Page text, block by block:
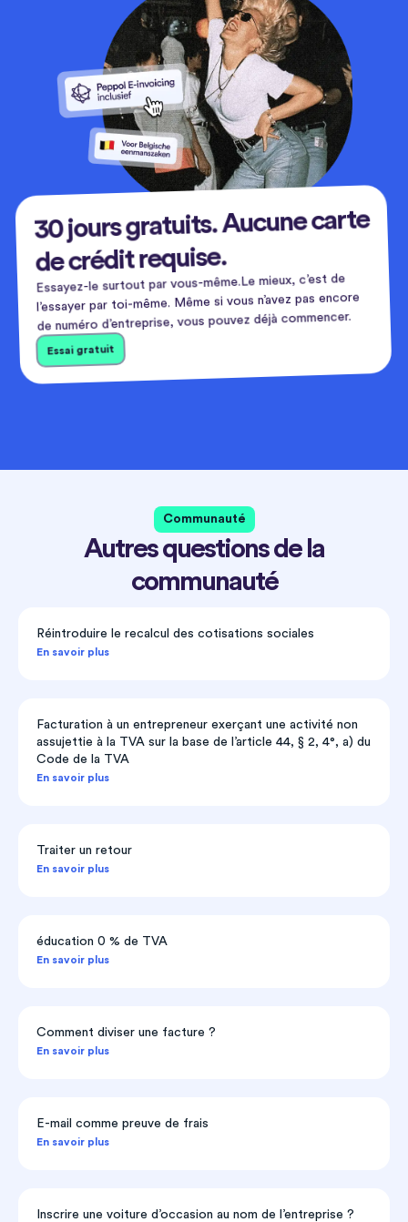
30 jours gratuits. Aucune carte
de crédit requise.
Essayez-le surtout par vous-même.Le mieux, c’est de
l’essayer par toi-même. Même si vous n’avez pas encore
de numéro d’entreprise, vous pouvez déjà commencer.
Essai gratuit
Communauté
Autres questions de la
communauté
Réintroduire le recalcul des cotisations sociales
En savoir plus
Facturation à un entrepreneur exerçant une activité non
assujettie à la TVA sur la base de l’article 44, § 2, 4°, a) du
Code de la TVA
En savoir plus
Traiter un retour
En savoir plus
éducation 0 % de TVA
En savoir plus
Comment diviser une facture ?
En savoir plus
E-mail comme preuve de frais
En savoir plus
Inscrire une voiture d’occasion au nom de l’entreprise ?